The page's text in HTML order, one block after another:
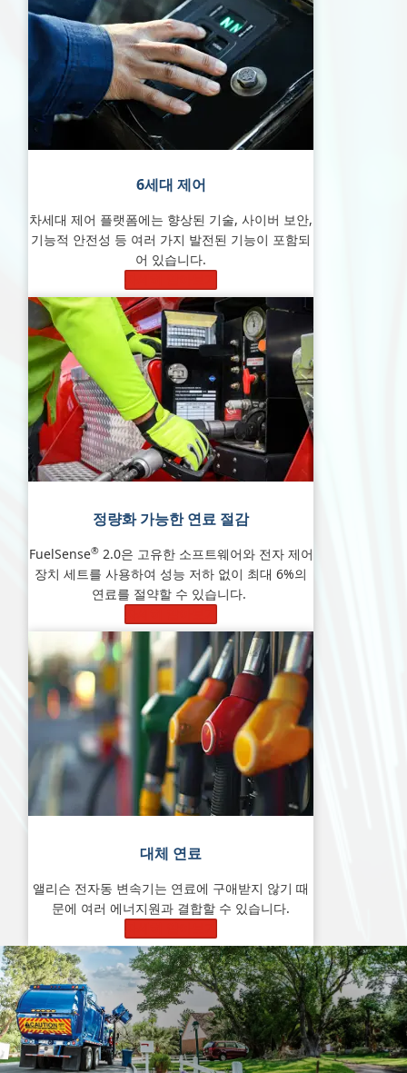
6세대 제어
차세대 제어 플랫폼에는 향상된 기술, 사이버 보안,
기능적 안전성 등 여러 가지 발전된 기능이 포함되
어 있습니다.
정량화 가능한 연료 절감
FuelSense®2.0은 고유한 소프트웨어와 전자 제어
장치 세트를 사용하여 성능 저하 없이 최대 6%의
연료를 절약할 수 있습니다.
대체 연료
앨리슨 전자동 변속기는 연료에 구애받지 않기 때
문에 여러 에너지원과 결합할 수 있습니다.